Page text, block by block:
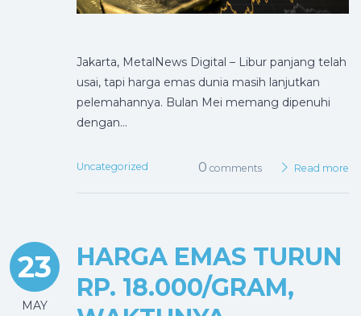
Jakarta, MetalNews Digital – Libur panjang telah
usai, tapi harga emas dunia masih lanjutkan
pelemahannya. Bulan Mei memang dipenuhi
dengan…
Uncategorized 0 comments Read more
23
MAY
HARGA EMAS TURUN
RP. 18.000/GRAM,